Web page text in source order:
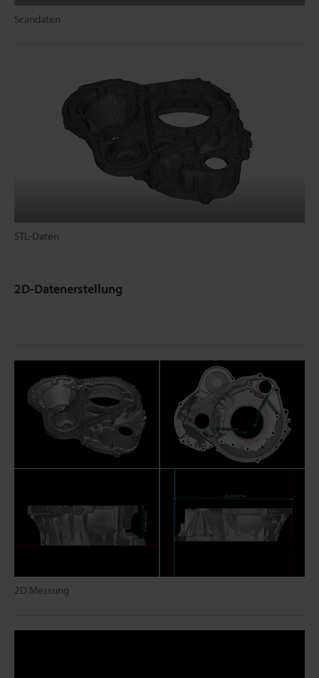
Scandaten
STL-Daten
2D-Datenerstellung
2D Messung